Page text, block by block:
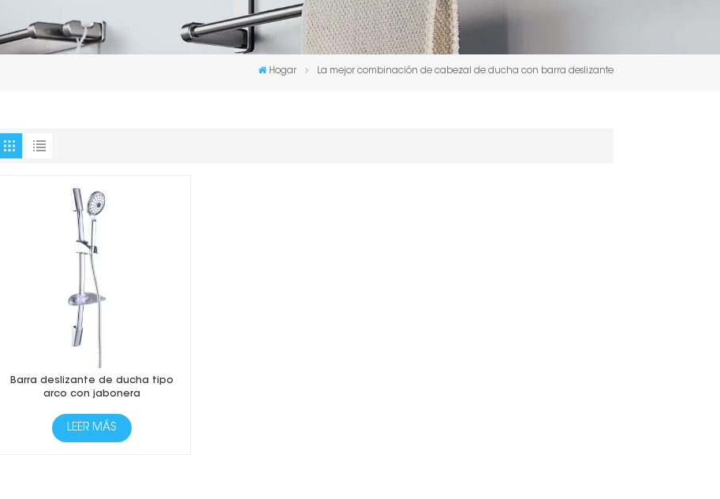
Hogar La mejor combinación de cabezal de ducha con barra deslizante
Barra deslizante de ducha tipo
arco con jabonera
LEER MÁS